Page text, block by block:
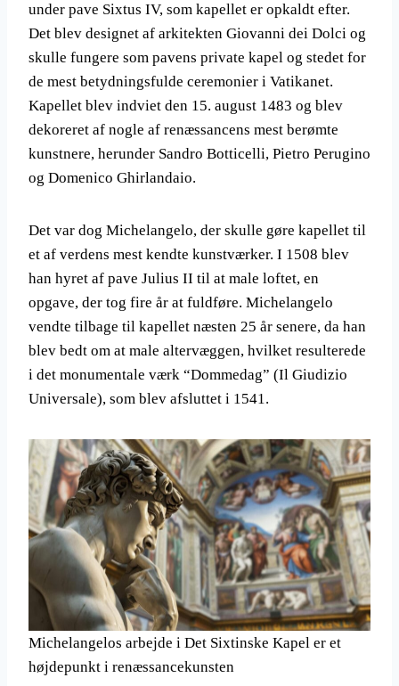
under pave Sixtus IV, som kapellet er opkaldt efter.
Det blev designet af arkitekten Giovanni dei Dolci og
skulle fungere som pavens private kapel og stedet for
de mest betydningsfulde ceremonier i Vatikanet.
Kapellet blev indviet den 15. august 1483 og blev
dekoreret af nogle af renæssancens mest berømte
kunstnere, herunder Sandro Botticelli, Pietro Perugino
og Domenico Ghirlandaio.
Det var dog Michelangelo, der skulle gøre kapellet til
et af verdens mest kendte kunstværker. I 1508 blev
han hyret af pave Julius II til at male loftet, en
opgave, der tog fire år at fuldføre. Michelangelo
vendte tilbage til kapellet næsten 25 år senere, da han
blev bedt om at male altervæggen, hvilket resulterede
i det monumentale værk “Dommedag” (Il Giudizio
Universale), som blev afsluttet i 1541.
Michelangelos arbejde i Det Sixtinske Kapel er et
højdepunkt i renæssancekunsten